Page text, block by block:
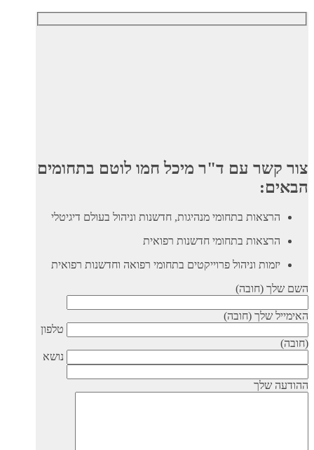
צור קשר עם ד"ר מיכל חמו לוטם בתחומים
הבאים:
הרצאות בתחומי מנהיגות, חדשנות וניהול בעולם דיגיטלי
הרצאות בתחומי חדשנות רפואית
יזמות וניהול פרוייקטים בתחומי רפואה וחדשנות רפואית
השם שלך (חובה)
האימייל שלך (חובה)
טלפון
(חובה)
נושא
ההודעה שלך